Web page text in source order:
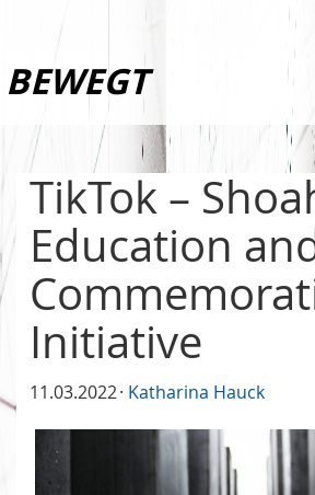
BEWEGT
TikTok –
Education
Initiative
11.03.2022 Katharina Hauck